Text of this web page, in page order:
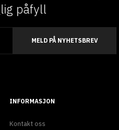
påfyll
MELD PÅ NYHETSBREV
INFORMASJON
Kontakt oss